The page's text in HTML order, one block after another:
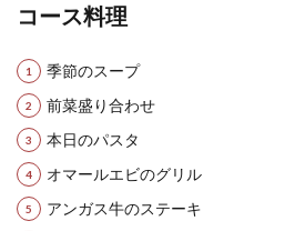
コース料理
季節のスープ
前菜盛り合わせ
本日のパスタ
オマールエビのグリル
アンガス牛のステーキ